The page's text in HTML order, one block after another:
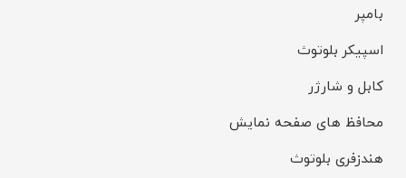
بامپر
اسپیکر بلوتوث
کابل و شارژر
محافظ های صفحه نمایش
هندزفری بلوتوث